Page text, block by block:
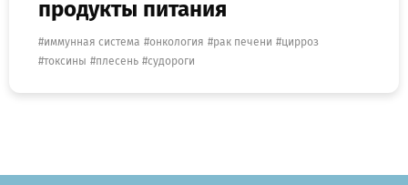
продукты питания
иммунная система онкология рак печени
цирроз
токсины
плесень судороги